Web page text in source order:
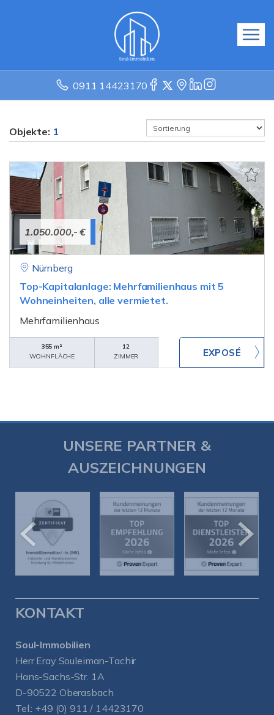
0911 14423170
Objekte: 1
1.050.000,- €
Nürnberg
Top-Kapitalanlage: Mehrfamilienhaus mit 5
Wohneinheiten, alle vermietet.
Mehrfamilienhaus
355 m²
WOHNFLÄCHE
12
ZIMMER
UNSERE PARTNER &
AUSZEICHNUNGEN
KONTAKT
Soul-Immobilien
Herr Eray Souleiman-Tachir
Hans-Sachs-Str. 1A
D-90522 Oberasbach
Tel.: +49 (0) 911 / 14423170